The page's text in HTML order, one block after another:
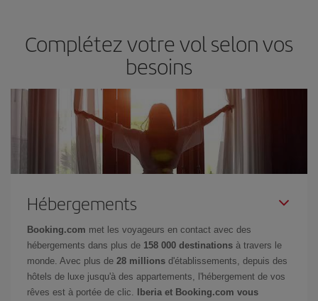
Complétez votre vol selon vos
besoins
Hébergements
Booking.com met les voyageurs en contact avec des
hébergements dans plus de 158 000 destinations à travers le
monde. Avec plus de 28 millions d'établissements, depuis des
hôtels de luxe jusqu'à des appartements, l'hébergement de vos
rêves est à portée de clic.
Iberia et Booking.com vous